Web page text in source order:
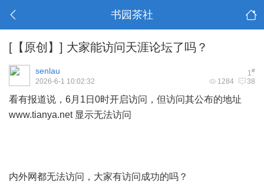
书园茶社
[【原创】] 大家能访问天涯论坛了吗？
1#
senlau
1284 38
2026-6-1 10:02:32
看有报道说，6月1日0时开启访问，但访问其公布的地址
www.tianya.net显示无法访问
内外网都无法访问，大家有访问成功的吗？